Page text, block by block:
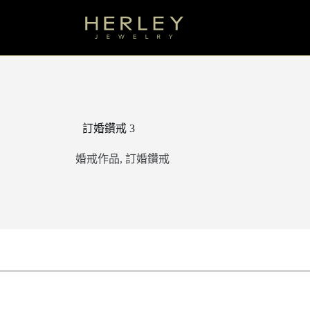
訂婚鑽戒 3
婚戒作品, 訂婚鑽戒